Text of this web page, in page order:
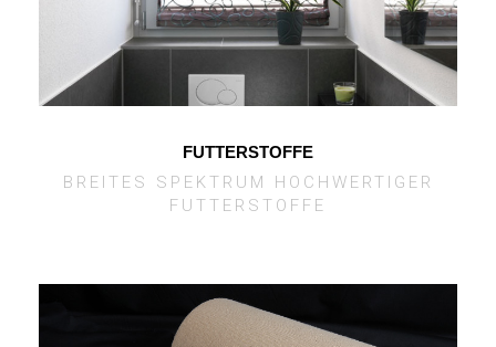
FUTTERSTOFFE
BREITES SPEKTRUM HOCHWERTIGER
FUTTERSTOFFE